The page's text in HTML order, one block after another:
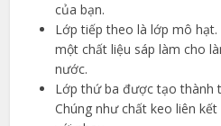
của bạn.
Lớp tiếp theo là lớp mô
một chất liệu sáp làm cho
nước.
Lớp thứ ba được tạo thành
Chúng như chất keo liên